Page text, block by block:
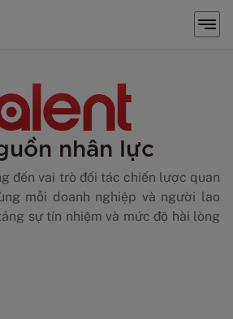
nhân lực
đến vai trò đối tác chiến lược quan
mỗi doanh nghiệp và người lao
sự tín nhiệm và mức độ hài lòng